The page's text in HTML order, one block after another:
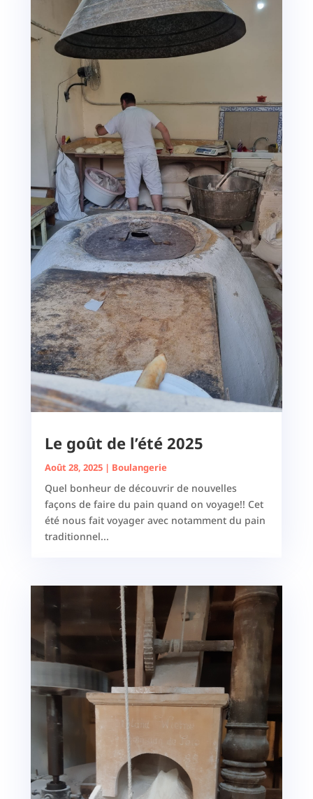
Le goût de l’été 2025
Août 28, 2025| Boulangerie
Quel bonheur de découvrir de nouvelles
façons de faire du pain quand on voyage!! Cet
été nous fait voyager avec notamment du pain
traditionnel...